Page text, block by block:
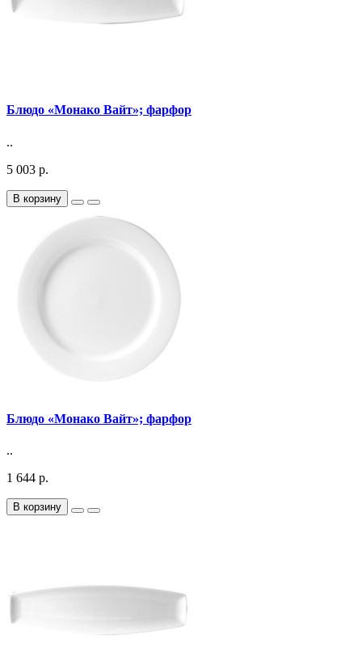
Блюдо «Монако Вайт»; фарфор
..
5 003 р.
В корзину
Блюдо «Монако Вайт»; фарфор
..
1 644 р.
В корзину